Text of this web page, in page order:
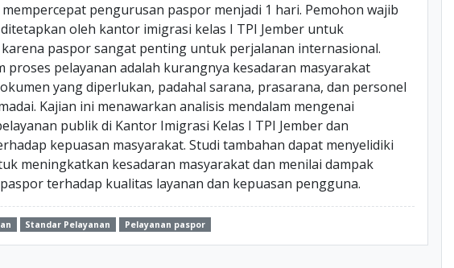
pengurusan paspor menjadi 1 hari. Pemohon wajib
oleh kantor imigrasi kelas I TPI Jember untuk
paspor sangat penting untuk perjalanan internasional.
proses pelayanan adalah kurangnya kesadaran masyarakat
yang diperlukan, padahal sarana, prasarana, dan personel
Kajian ini menawarkan analisis mendalam mengenai
publik di Kantor Imigrasi Kelas I TPI Jember dan
kepuasan masyarakat. Studi tambahan dapat menyelidiki
meningkatkan kesadaran masyarakat dan menilai dampak
terhadap kualitas layanan dan kepuasan pengguna.
Standar Pelayanan Pelayanan paspor